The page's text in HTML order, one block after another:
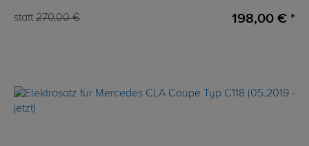
statt 270,00 € 198,00 € *